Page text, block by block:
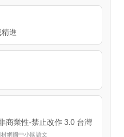
進
商業性-禁止改作 3.0 台灣
網國中小國語文